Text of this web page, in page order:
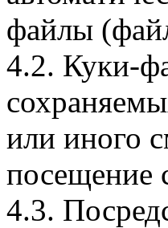
файлы
4.2. Куки-
или иного
посещение
4.3.